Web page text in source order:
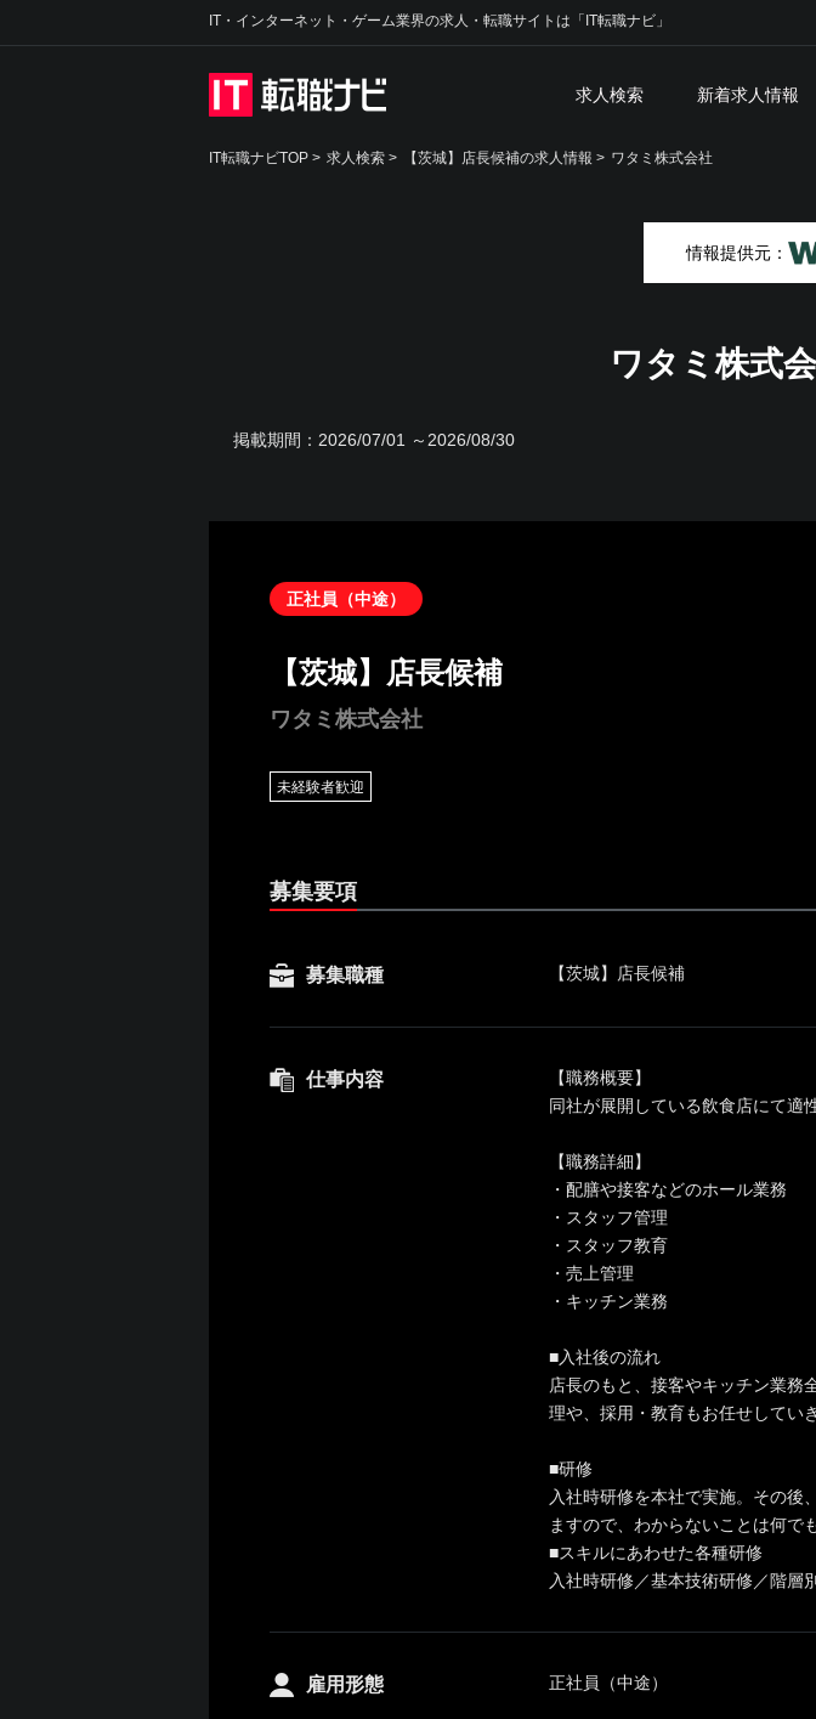
IT・インターネット・ゲーム業界の求人・転職サイトは「IT転職ナビ」
求人検索 新着求人情報
IT転職ナビTOP > 求人検索 > 【茨城】店長候補の求人情報 > ワタミ株式会社
情報提供元：
ワタミ株式
掲載期間： 2026/07/01 ～2026/08/30
正社員（中途）
【茨城】店長候補
ワタミ株式会社
未経験者歓迎
募集要項
募集職種 【茨城】店長候補
仕事内容
【職務概要】
同社が展開している飲食店にて適
【職務詳細】
・配膳や接客などのホール業務
・スタッフ管理
・スタッフ教育
・売上管理
・キッチン業務
■入社後の流れ
店長のもと、接客やキッチン業務
理や、採用・教育もお任せしてい
■研修
入社時研修を本社で実施。その後
ますので、わからないことは何で
■スキルにあわせた各種研修
入社時研修／基本技術研修／階層
雇用形態 正社員（中途）